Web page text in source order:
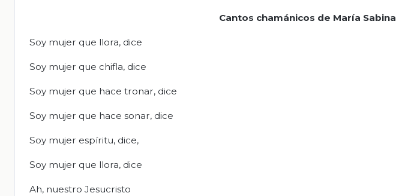
Cantos chamánicos de María Sabina
Soy mujer que llora, dice
Soy mujer que chifla, dice
Soy mujer que hace tronar, dice
Soy mujer que hace sonar, dice
Soy mujer espíritu, dice,
Soy mujer que llora, dice
Ah, nuestro Jesucristo